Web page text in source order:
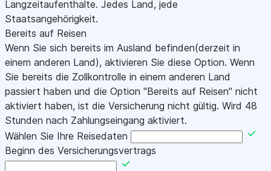
Langzeitaufenthalte. Jedes Land, jede
Staatsangehörigkeit.
Bereits auf Reisen
Wenn Sie sich bereits im Ausland befinden(derzeit in
einem anderen Land), aktivieren Sie diese Option. Wenn
Sie bereits die Zollkontrolle in einem anderen Land
passiert haben und die Option "Bereits auf Reisen" nicht
aktiviert haben, ist die Versicherung nicht gültig. Wird 48
Stunden nach Zahlungseingang aktiviert.
Wählen Sie Ihre Reisedaten
Beginn des Versicherungsvertrags